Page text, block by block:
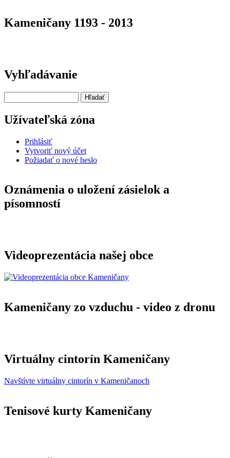
Kameničany 1193 - 2013
Vyhľadávanie
Užívateľská zóna
Prihlásiť
Vytvoriť nový účet
Požiadať o nové heslo
Oznámenia o uložení zásielok a
písomností
Videoprezentácia našej obce
Kameničany zo vzduchu - video z dronu
Virtuálny cintorín Kameničany
Navštívte virtuálny cintorín v Kameničanoch
Tenisové kurty Kameničany